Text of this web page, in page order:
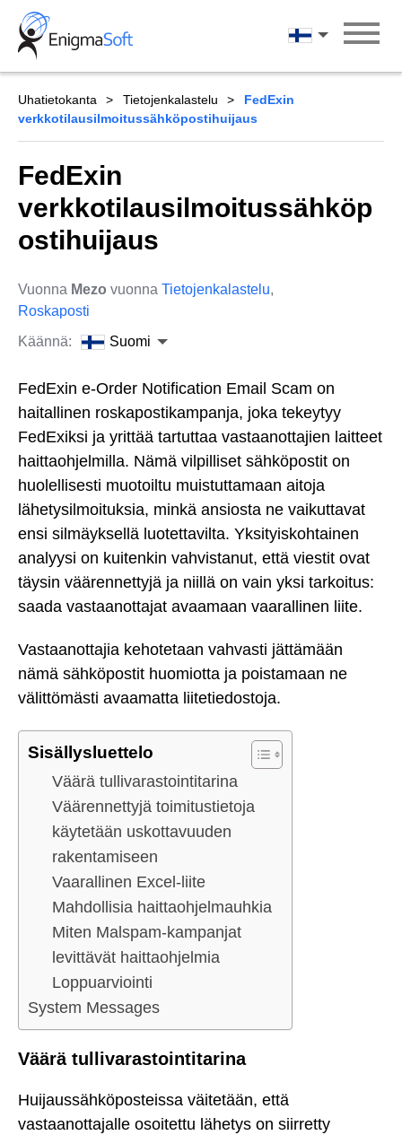
Skip
content
Suomi
Uhatietokanta Tietojenkalastelu
FedExin
verkkotilausilmoitussähköpostihuijaus
FedExin
verkkotilausilmoitussähköp
ostihuijaus
Vuonna Mezo vuonna Tietojenkalastelu,
Roskaposti
Käännä:
Suomi
FedExin e-Order Notification Email Scam on
haitallinen roskapostikampanja, joka tekeytyy
FedExiksi ja yrittää tartuttaa vastaanottajien laitteet
haittaohjelmilla. Nämä vilpilliset sähköpostit on
huolellisesti muotoiltu muistuttamaan aitoja
lähetysilmoituksia, minkä ansiosta ne vaikuttavat
ensi silmäyksellä luotettavilta. Yksityiskohtainen
analyysi on kuitenkin vahvistanut, että viestit ovat
täysin väärennettyjä ja niillä on vain yksi tarkoitus:
saada vastaanottajat avaamaan vaarallinen liite.
Vastaanottajia kehotetaan vahvasti jättämään
nämä sähköpostit huomiotta ja poistamaan ne
välittömästi avaamatta liitetiedostoja.
Sisällysluettelo
Väärä tullivarastointitarina
Väärennettyjä toimitustietoja
käytetään uskottavuuden
rakentamiseen
Vaarallinen Excel-liite
Mahdollisia haittaohjelmauhkia
Miten Malspam-kampanjat
levittävät haittaohjelmia
Loppuarviointi
System Messages
Väärä tullivarastointitarina
Huijaussähköposteissa väitetään, että
vastaanottajalle osoitettu lähetys on siirretty